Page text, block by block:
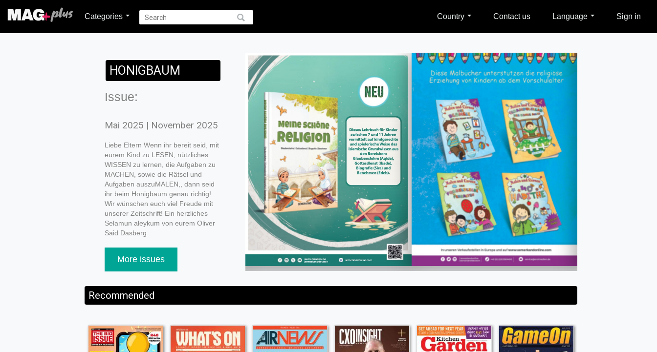
Categories Country Contact us Language Sign in
HONIGBAUM
Issue:
Mai 2025 | November 2025
Liebe Eltern Wenn ihr bereit seid, mit
eurem Kind zu LESEN, nützliches
WISSEN zu lernen, die Aufgaben zu
MACHEN, sowie die Rätsel und
Aufgaben auszuMALEN,, dann seid
ihr beim Honigbaum genau richtig!
Wir wünschen euch viel Freude mit
unserer Zeitschrift! Ein herzliches
Selamun aleykum von eurem Oliver
Said Dasberg
More issues
Recommended